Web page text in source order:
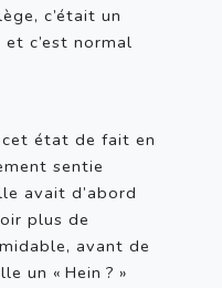
c’était un
c’est normal
état de fait en
sentie
avait d’abord
plus de
avant de
un « Hein ? »